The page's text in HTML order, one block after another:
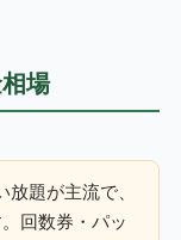
場
題が主流で、
回数券・パッ